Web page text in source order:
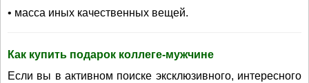
• масса иных качественных вещей.
Как купить подарок коллеге-мужчине
Если вы в активном поиске эксклюзивного, интересного